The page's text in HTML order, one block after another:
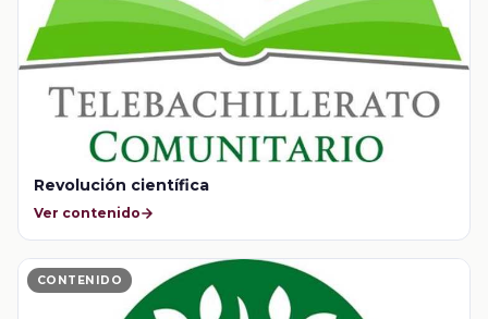
Revolución científica
Ver contenido
CONTENIDO